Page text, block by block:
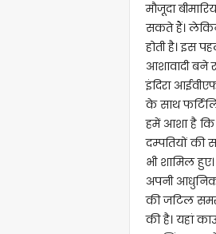
मौजूदा
सकते हैं। लेकिन
होती है। इस
आशावादी बने
इंदिरा
के साथ
हमें आशा है कि
दम्पतियों की
भी शामिल हुए।
अपनी
की जटिल
की है। यहां